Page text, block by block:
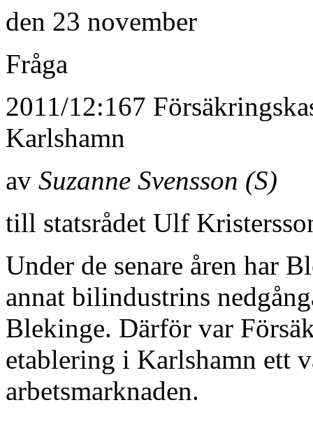
den 23 november
Fråga
2011/12:167
Karlshamn
av Suzanne Svensson (S)
till statsrådet Ulf
Under de senare åren har
annat bilindustrins
Blekinge. Därför var
etablering i Karlshamn ett
arbetsmarknaden.